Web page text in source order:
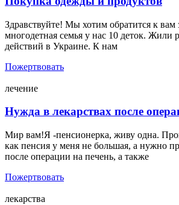
Здравствуйте! Мы хотим обратится к
многодетная семья у нас 10 деток. Жили
действий в Украине. К нам
Пожертвовать
лечение
Нужда в лекарствах после
Мир вам!Я -пенсионерка, живу одна.
как пенсия у меня не большая, а нужно
после операции на печень, а также
Пожертвовать
лекарства